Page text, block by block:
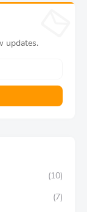
updates.
(10)
(7)